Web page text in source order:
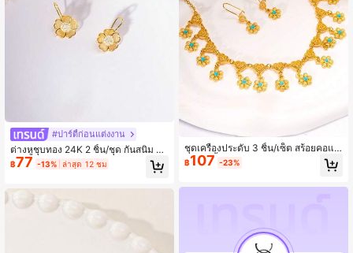
#ปาร์ตี้ก่อนแต่งงาน
ต่างหูชุบทอง 24K 2 ชิ้น/ชุด กันสนิม ทอ
งทางเลือก 24K ดีไซน์ดอกไม้กลวงประ
ดับ CZ สไตล์ซาอุดี ดูไบ เครื่องประดับห
ญ
฿77 -13% ล่าสุด 12 ชม
ชุดเครื่องประดับ 3 ชิ้น/เซ็ต สร้อยคอแล
ะต่างหูจี้ดอกไม้และหัวใจชุบทอง 24K วิ
นเทจสีเทอร์ควอยซ์ เหมาะสำหรับผู้หญิง
฿107 -23%